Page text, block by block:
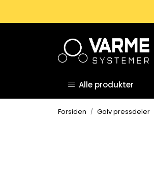
Alle produkter
Forsiden Galv pressdeler